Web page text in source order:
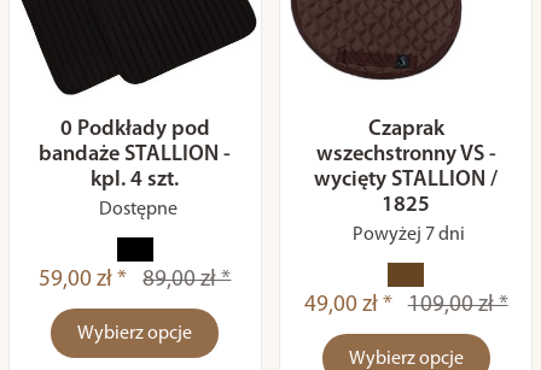
0 Podkłady pod
bandaże STALLION -
kpl. 4 szt.
Dostępne
59,00 zł * 89,00 zł *
Wybierz opcje
Czaprak
wszechstronny VS -
wycięty STALLION /
1825
Powyżej 7 dni
49,00 zł * 109,00 zł *
Wybierz opcje